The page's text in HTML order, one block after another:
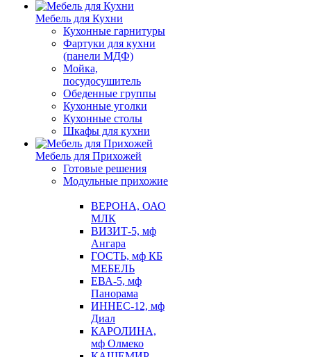
Мебель для Кухни
Кухонные гарнитуры
Фартуки для кухни
(панели МДФ)
Мойка,
посудосушитель
Обеденные группы
Кухонные уголки
Кухонные столы
Шкафы для кухни
Мебель для Прихожей
Готовые решения
Модульные прихожие
ВЕРОНА, ОАО
МЛК
ВИЗИТ-5, мф
Ангара
ГОСТЬ, мф КБ
МЕБЕЛЬ
ЕВА-5, мф
Панорама
ИННЕС-12, мф
Диал
КАРОЛИНА,
мф Олмеко